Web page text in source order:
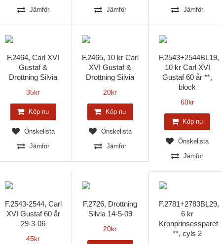
Jämför
Jämför
Jämför
F.2464, Carl XVI
Gustaf &
Drottning Silvia
35kr
Köp nu
Önskelista
Jämför
F.2465, 10 kr Carl
XVI Gustaf &
Drottning Silvia
20kr
Köp nu
Önskelista
Jämför
F.2543+2544BL19,
10 kr Carl XVI
Gustaf 60 år **,
block
60kr
Köp nu
Önskelista
Jämför
F.2543-2544, Carl
XVI Gustaf 60 år
29-3-06
45kr
F.2726, Drottning
Silvia 14-5-09
20kr
F.2781+2783BL29,
6 kr
Kronprinsessparet
**, cyls 2